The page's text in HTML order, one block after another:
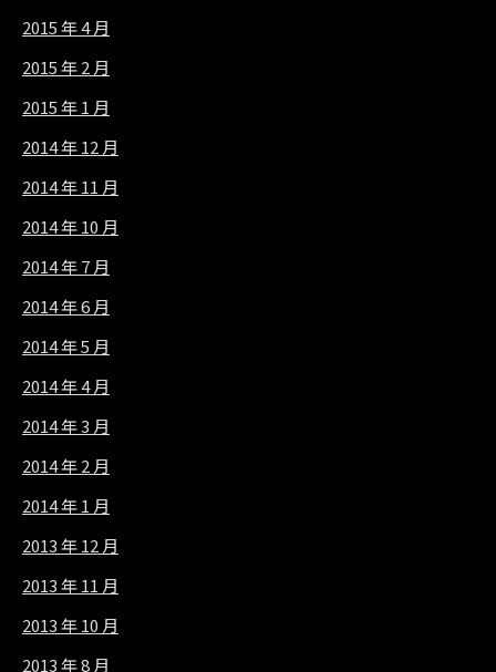
2015 年 4 月
2015 年 2 月
2015 年 1 月
2014 年 12 月
2014 年 11 月
2014 年 10 月
2014 年 7 月
2014 年 6 月
2014 年 5 月
2014 年 4 月
2014 年 3 月
2014 年 2 月
2014 年 1 月
2013 年 12 月
2013 年 11 月
2013 年 10 月
2013 年 8 月